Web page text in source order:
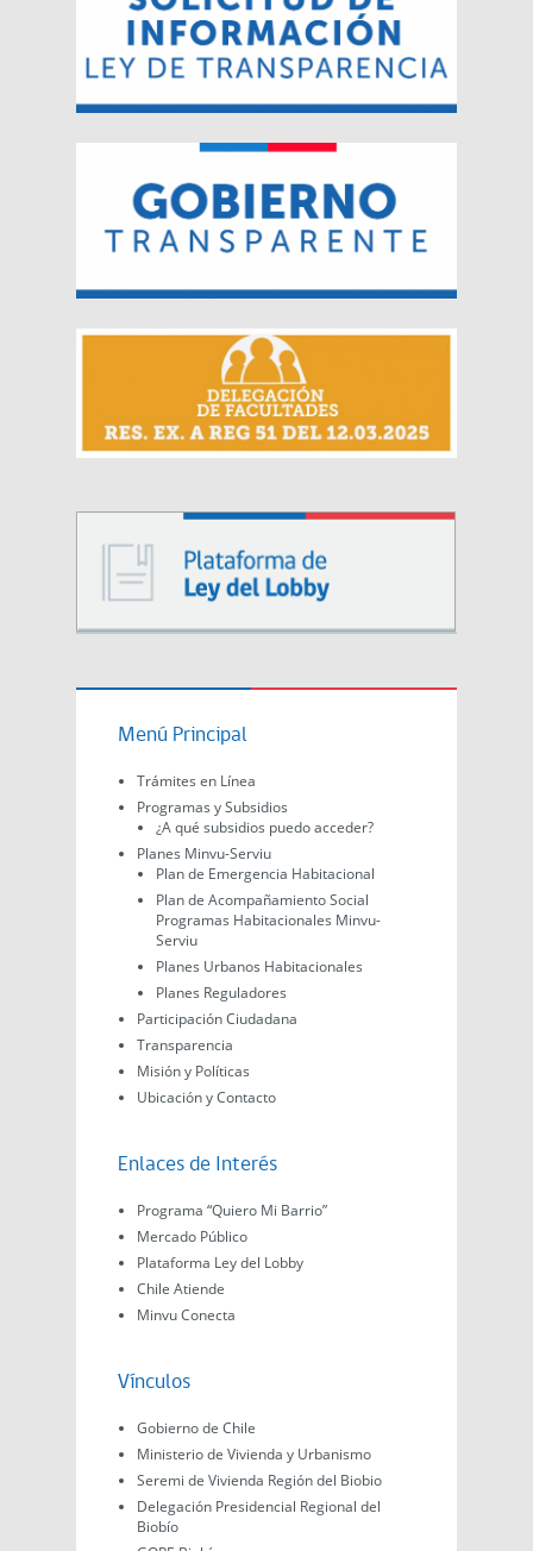
Menú Principal
Trámites en Línea
Programas y Subsidios
¿A qué subsidios puedo acceder?
Planes Minvu-Serviu
Plan de Emergencia Habitacional
Plan de Acompañamiento Social
Programas Habitacionales Minvu-
Serviu
Planes Urbanos Habitacionales
Planes Reguladores
Participación Ciudadana
Transparencia
Misión y Políticas
Ubicación y Contacto
Enlaces de Interés
Programa “Quiero Mi Barrio”
Mercado Público
Plataforma Ley del Lobby
Chile Atiende
Minvu Conecta
Vínculos
Gobierno de Chile
Ministerio de Vivienda y Urbanismo
Seremi de Vivienda Región del Biobio
Delegación Presidencial Regional del
Biobío